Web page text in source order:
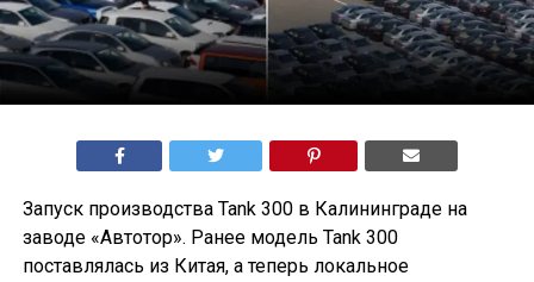
Запуск производства Tank 300 в Калининграде на
заводе «Автотор». Ранее модель Tank 300
поставлялась из Китая, а теперь локальное